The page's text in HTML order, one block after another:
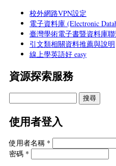
校外網路VPN設定
電子資料庫 (Electronic
臺灣學術電子書暨資料庫
引文類相關資料推薦與說明
線上學英語好 easy
資源探索服務
使用者登入
使用者名稱 *
密碼 *